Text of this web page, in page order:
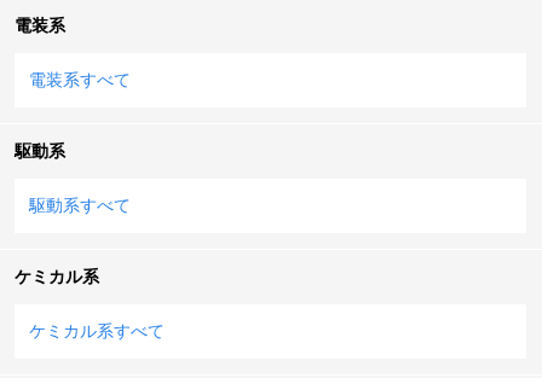
電装系
電装系すべて
駆動系
駆動系すべて
ケミカル系
ケミカル系すべて